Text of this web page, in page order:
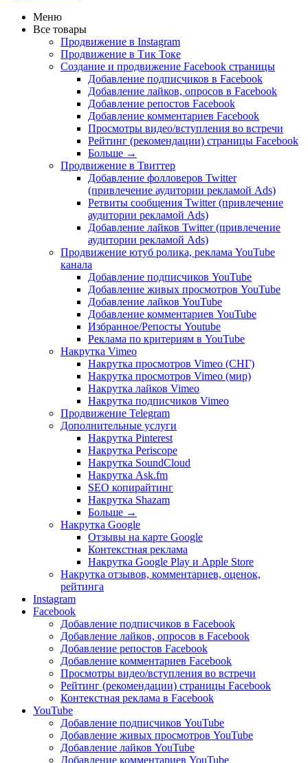
Меню
Все товары
Продвижение в Instagram
Продвижение в Тик Токе
Создание и продвижение Facebook страницы
Добавление подписчиков в Facebook
Добавление лайков, опросов в Facebook
Добавление репостов Facebook
Добавление комментариев Facebook
Просмотры видео/вступления во встречи
Рейтинг (рекомендации) страницы Facebook
Больше →
Продвижение в Твиттер
Добавление фолловеров Twitter
(привлечение аудитории рекламой Ads)
Ретвиты сообщения Twitter (привлечение
аудитории рекламой Ads)
Добавление лайков Twitter (привлечение
аудитории рекламой Ads)
Продвижение ютуб ролика, реклама YouTube
канала
Добавление подписчиков YouTube
Добавление живых просмотров YouTube
Добавление лайков YouTube
Добавление комментариев YouTube
Избранное/Репосты Youtube
Реклама по критериям в YouTube
Накрутка Vimeo
Накрутка просмотров Vimeo (СНГ)
Накрутка просмотров Vimeo (мир)
Накрутка лайков Vimeo
Накрутка подписчиков Vimeo
Продвижение Telegram
Дополнительные услуги
Накрутка Pinterest
Накрутка Periscope
Накрутка SoundCloud
Накрутка Ask.fm
SEO копирайтинг
Накрутка Shazam
Больше →
Накрутка Google
Отзывы на карте Google
Контекстная реклама
Накрутка Google Play и Apple Store
Накрутка отзывов, комментариев, оценок,
рейтинга
Instagram
Facebook
Добавление подписчиков в Facebook
Добавление лайков, опросов в Facebook
Добавление репостов Facebook
Добавление комментариев Facebook
Просмотры видео/вступления во встречи
Рейтинг (рекомендации) страницы Facebook
Контекстная реклама в Facebook
YouTube
Добавление подписчиков YouTube
Добавление живых просмотров YouTube
Добавление лайков YouTube
Добавление комментариев YouTube